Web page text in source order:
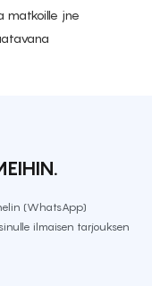
matkoille jne
(WhatsApp)
ilmaisen tarjouksen